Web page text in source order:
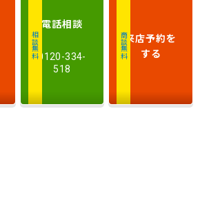
大きい順 小さい順
多い順 少ない順
相談無料
電話相談
0120-334-
518
商談無料来店予約を
する